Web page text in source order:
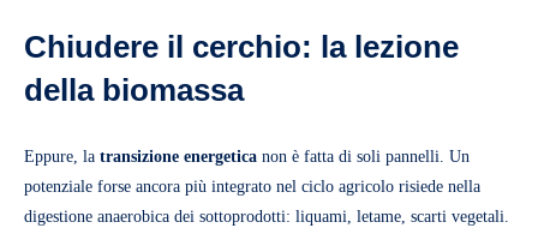
Chiudere il cerchio: la lezione
della biomassa
Eppure, la transizione energetica non è fatta di soli pannelli. Un
potenziale forse ancora più integrato nel ciclo agricolo risiede nella
digestione anaerobica dei sottoprodotti: liquami, letame, scarti vegetali.